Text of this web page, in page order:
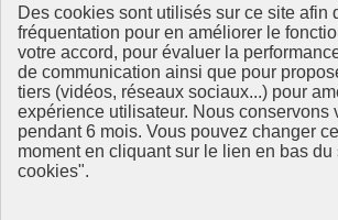
Des cookies sont utilisés sur ce site afin
fréquentation pour en améliorer le
votre accord, pour évaluer la
de communication ainsi que pour
tiers (vidéos, réseaux sociaux...) pour
expérience utilisateur. Nous conservons
pendant 6 mois. Vous pouvez changer
moment en cliquant sur le lien en bas
cookies".
Partenaire
Eionet Portal